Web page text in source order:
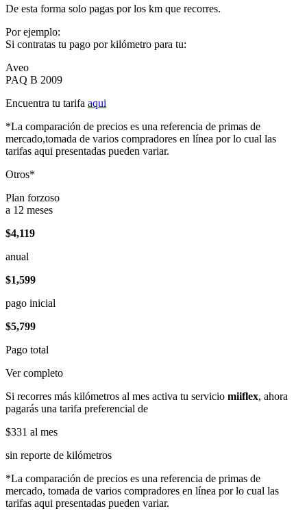
De esta forma solo pagas por los km que recorres.
Por ejemplo:
Si contratas tu pago por kilómetro para tu:
Aveo
PAQ B 2009
Encuentra tu tarifa aqui
*La comparación de precios es una referencia de primas de
mercado,tomada de varios compradores en línea por lo cual las
tarifas aqui presentadas pueden variar.
Otros*
Plan forzoso
a 12 meses
$4,119
anual
$1,599
pago inicial
$5,799
Pago total
Ver completo
Si recorres más kilómetros al mes activa tu servicio miiflex, ahora
pagarás una tarifa preferencial de
$331 al mes
sin reporte de kilómetros
*La comparación de precios es una referencia de primas de
mercado, tomada de varios compradores en línea por lo cual las
tarifas aqui presentadas pueden variar.